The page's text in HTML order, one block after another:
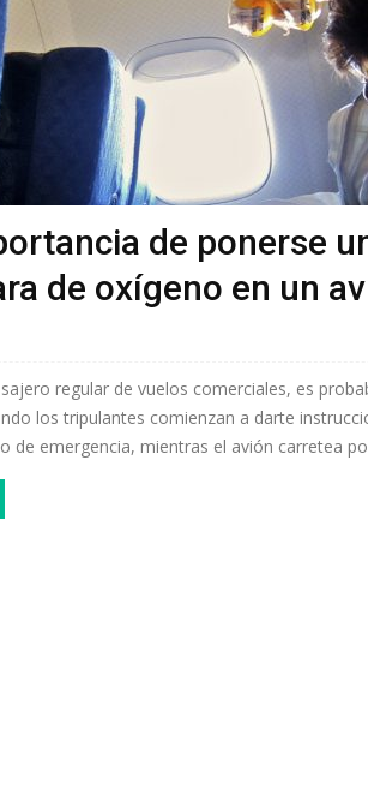
de ponerse
de oxígeno en un
regular de vuelos comerciales, es
los tripulantes comienzan a darte
de emergencia, mientras el avión carretea